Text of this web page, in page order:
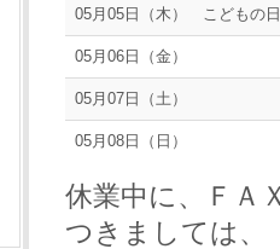
05月05日（木） こどもの日
05月06日（金）
05月07日（土）
05月08日（日）
休業中に、ＦＡ
つきましては、